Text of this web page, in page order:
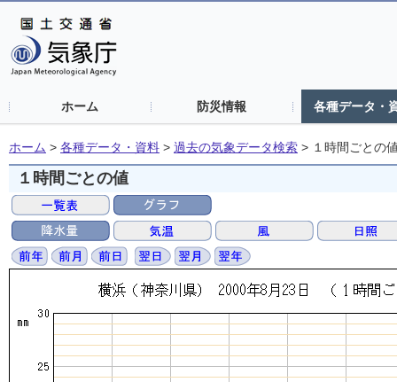
ホーム 防災情報 各種データ・
ホーム > 各種データ・資料 > 過去の気象データ検索 > １時間ごとの
１時間ごとの値